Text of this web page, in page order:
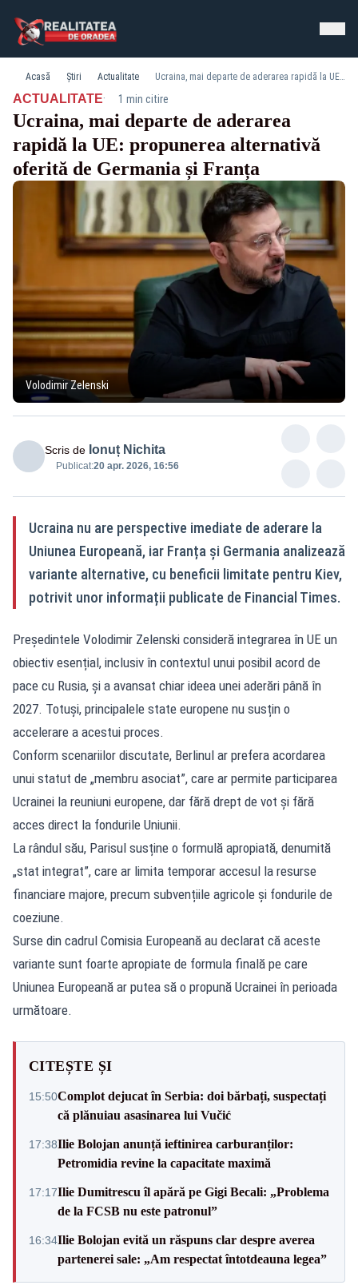
Acasă Știri Actualitate Ucraina, mai departe de aderarea rapidă la UE: propunerea alternativă oferită de Germania și Franța
ACTUALITATE· 1 min citire
Ucraina, mai departe de aderarea
rapidă la UE: propunerea alternativă
oferită de Germania și Franța
Volodimir Zelenski
Scris de Ionuț Nichita
Publicat:20 apr. 2026, 16:56
Ucraina nu are perspective imediate de aderare la
Uniunea Europeană, iar Franța și Germania analizează
variante alternative, cu beneficii limitate pentru Kiev,
potrivit unor informații publicate de Financial Times.
Președintele Volodimir Zelenski consideră integrarea în UE un
obiectiv esențial, inclusiv în contextul unui posibil acord de
pace cu Rusia, și a avansat chiar ideea unei aderări până în
2027. Totuși, principalele state europene nu susțin o
accelerare a acestui proces.
Conform scenariilor discutate, Berlinul ar prefera acordarea
unui statut de „membru asociat”, care ar permite participarea
Ucrainei la reuniuni europene, dar fără drept de vot și fără
acces direct la fondurile Uniunii.
La rândul său, Parisul susține o formulă apropiată, denumită
„stat integrat”, care ar limita temporar accesul la resurse
financiare majore, precum subvențiile agricole și fondurile de
coeziune.
Surse din cadrul Comisia Europeană au declarat că aceste
variante sunt foarte apropiate de formula finală pe care
Uniunea Europeană ar putea să o propună Ucrainei în perioada
următoare.
CITEȘTE ȘI
15:50Complot dejucat în Serbia: doi bărbați, suspectați
că plănuiau asasinarea lui Vučić
17:38Ilie Bolojan anunță ieftinirea carburanților:
Petromidia revine la capacitate maximă
17:17Ilie Dumitrescu îl apără pe Gigi Becali: „Problema
de la FCSB nu este patronul”
16:34Ilie Bolojan evită un răspuns clar despre averea
partenerei sale: „Am respectat întotdeauna legea”